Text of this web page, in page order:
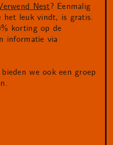
Nest? Eenmalig
het leuk vindt, is gratis.
korting op de
informatie via
we ook een groep